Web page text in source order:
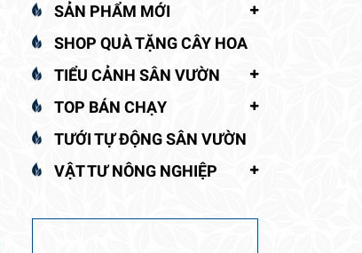
SẢN PHẨM MỚI
SHOP QUÀ TẶNG CÂY HOA
TIỂU CẢNH SÂN VƯỜN
TOP BÁN CHẠY
TƯỚI TỰ ĐỘNG SÂN VƯỜN
VẬT TƯ NÔNG NGHIỆP